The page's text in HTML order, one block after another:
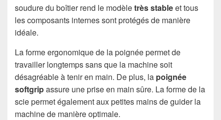
soudure du boîtier rend le modèletrès stableet tous
les composants internes sont protégés de manière
idéale.
La forme ergonomique de la poignée permet de
travailler longtemps sans que la machine soit
désagréable à tenir en main. De plus, la poignée
softgripassure une prise en main sûre. La forme de la
scie permet également aux petites mains de guider la
machine de manière optimale.